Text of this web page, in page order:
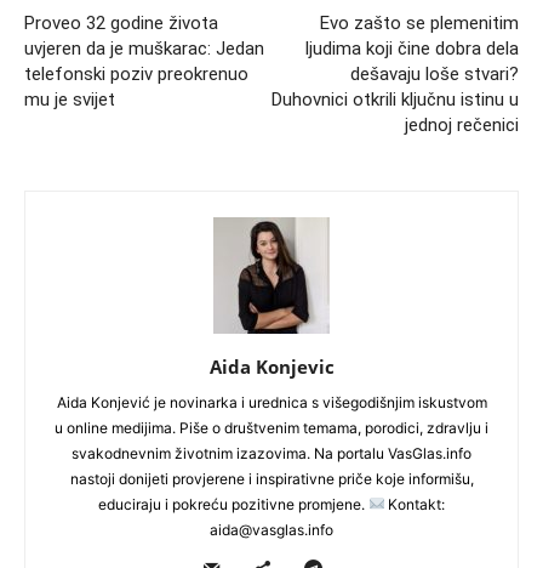
Proveo 32 godine života
uvjeren da je muškarac: Jedan
telefonski poziv preokrenuo
mu je svijet
Evo zašto se plemenitim
ljudima koji čine dobra dela
dešavaju loše stvari?
Duhovnici otkrili ključnu istinu u
jednoj rečenici
Aida Konjevic
Aida Konjević je novinarka i urednica s višegodišnjim iskustvom
u online medijima. Piše o društvenim temama, porodici, zdravlju i
svakodnevnim životnim izazovima. Na portalu VasGlas.info
nastoji donijeti provjerene i inspirativne priče koje informišu,
educiraju i pokreću pozitivne promjene.
Kontakt:
aida@vasglas.info